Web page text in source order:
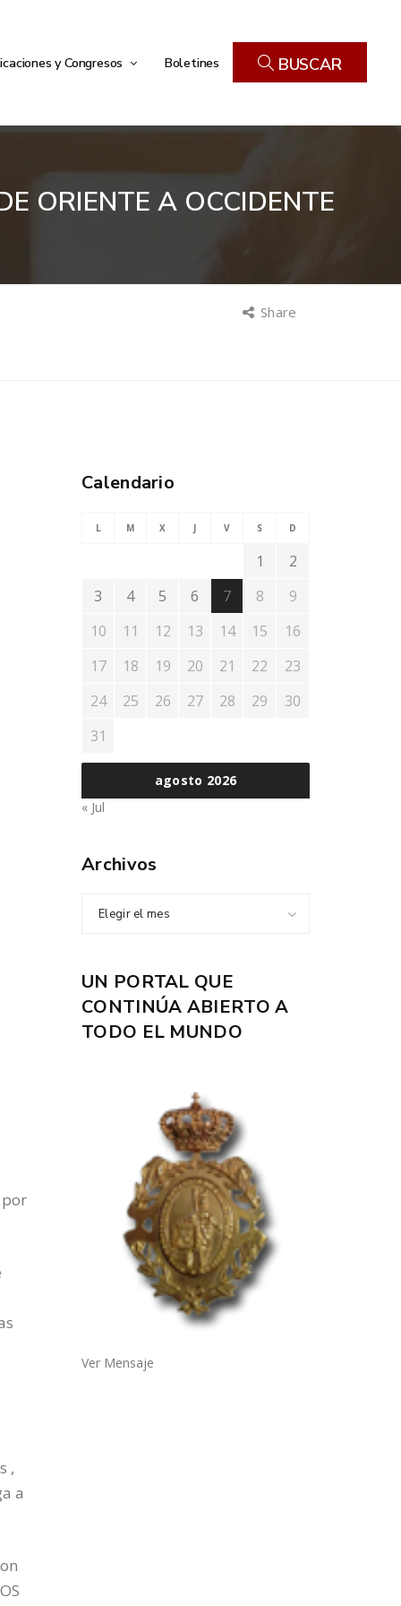
y Congresos Boletines BUSCAR
ORIENTE A OCCIDENTE
Share
por
,
a
Calendario
agosto 2026
L M X J V S D
1
2
3
4 5 6 7 8
9
10
11 12 13 14 15
16
17
18 19 20 21 22
23
24
25 26 27 28 29
30
31
« Jul
Archivos
Elegir el mes
UN PORTAL QUE
CONTINÚA ABIERTO A
TODO EL MUNDO
Ver Mensaje